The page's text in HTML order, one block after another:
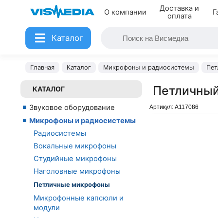
О компании
Доставка и
оплата
Каталог
Главная Каталог Микрофоны и радиосистемы
КАТАЛОГ
Звуковое оборудование
Микрофоны и радиосистемы
Радиосистемы
Вокальные микрофоны
Студийные микрофоны
Наголовные микрофоны
Петличные микрофоны
Микрофонные капсюли и
модули
Артикул: A117086